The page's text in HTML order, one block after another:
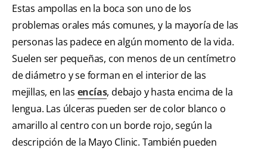
Estas ampollas en la boca son uno de los
problemas orales más comunes, y la mayoría de las
personas las padece en algún momento de la vida.
Suelen ser pequeñas, con menos de un centímetro
de diámetro y se forman en el interior de las
mejillas, en las encías, debajo y hasta encima de la
lengua. Las úlceras pueden ser de color blanco o
amarillo al centro con un borde rojo, según la
descripción de la Mayo Clinic. También pueden